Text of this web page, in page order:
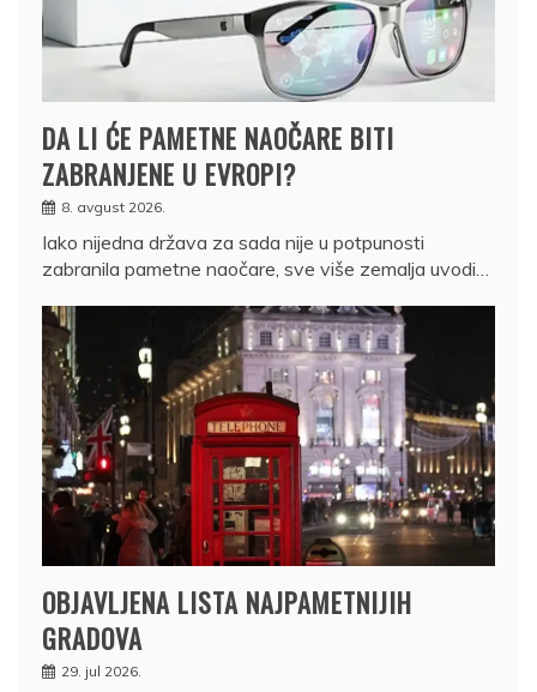
DA LI ĆE PAMETNE NAOČARE BITI
ZABRANJENE U EVROPI?
8. avgust 2026.
Iako nijedna država za sada nije u potpunosti
zabranila pametne naočare, sve više zemalja uvodi…
OBJAVLJENA LISTA NAJPAMETNIJIH
GRADOVA
29. jul 2026.